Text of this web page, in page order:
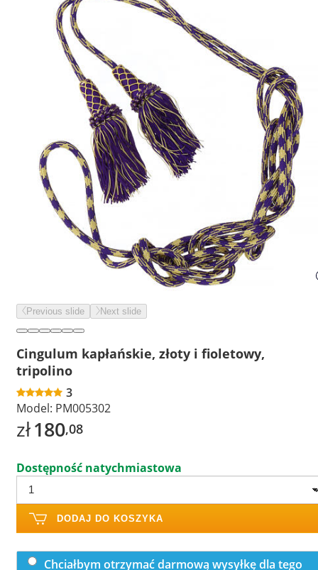
Previous slide Next slide
Cingulum kapłańskie, złoty i fioletowy,
tripolino
3
Model: PM005302
zł180,08
Dostępność natychmiastowa
DODAJ DO KOSZYKA
Chciałbym otrzymać darmową wysyłkę dla tego